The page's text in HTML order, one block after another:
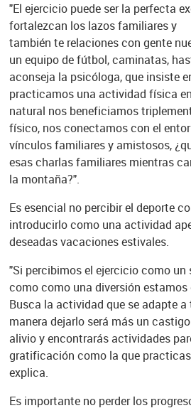
"El ejercicio puede ser la perfecta
fortalezcan los lazos familiares y
también te relaciones con gente
un equipo de fútbol, caminatas,
aconseja la psicóloga, que insiste
practicamos una actividad física
natural nos beneficiamos
físico, nos conectamos con el
vínculos familiares y amistosos,
esas charlas familiares mientras
la montaña?".
Es esencial no percibir el deporte
introducirlo como una actividad
deseadas vacaciones estivales.
"Si percibimos el ejercicio como
como como una diversión estamos
Busca la actividad que se adapte a
manera dejarlo será más un
alivio y encontrarás actividades
gratificación como la que
explica.
Es importante no perder los